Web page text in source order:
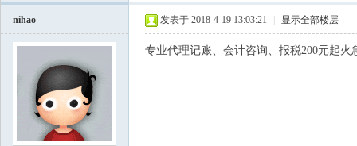
nihao 发表于 2018-4-19 13:03:21 显示全部楼层
专业代理记账、会计咨询、报税200元起火